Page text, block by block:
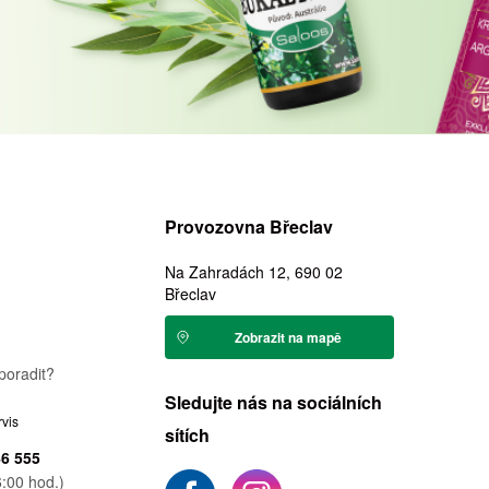
555
hod.)
Provozovna Břeclav
Na Zahradách 12, 690 02
Břeclav
Zobrazit na mapě
Sledujte nás na sociálních
sítích